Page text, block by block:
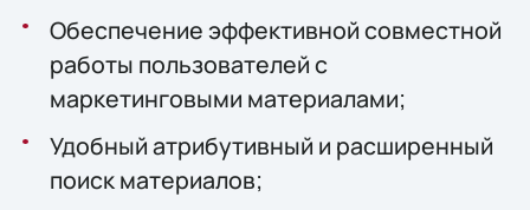
Обеспечение эффективной совместной
работы пользователей с
маркетинговыми материалами;
Удобный атрибутивный и расширенный
поиск материалов;